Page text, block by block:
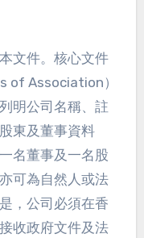
文件。核心文件
of Association）
明公司名稱、註
東及董事資料
名董事及一名股
可為自然人或法
，公司必須在香
收政府文件及法